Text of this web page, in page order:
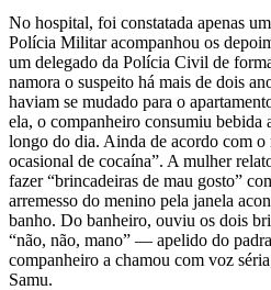
No hospital, foi constatada apenas
Polícia Militar acompanhou os
um delegado da Polícia Civil de
namora o suspeito há mais de dois
haviam se mudado para o
ela, o companheiro consumiu bebida
longo do dia. Ainda de acordo com o
ocasional de cocaína”. A mulher
fazer “brincadeiras de mau gosto”
arremesso do menino pela janela
banho. Do banheiro, ouviu os dois
“não, não, mano” — apelido do
companheiro a chamou com voz
Samu.